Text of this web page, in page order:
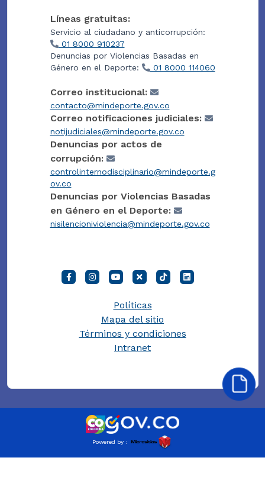
Líneas gratuitas:
Servicio al ciudadano y anticorrupción:
01 8000 910237
Denuncias por Violencias Basadas en
Género en el Deporte:
01 8000 114060
Correo institucional:
contacto@mindeporte.gov.co
Correo notificaciones judiciales:
notijudiciales@mindeporte.gov.co
Denuncias por actos de
corrupción:
controlinternodisciplinario@mindeporte.g
ov.co
Denuncias por Violencias Basadas
en Género en el Deporte:
nisilencioniviolencia@mindeporte.gov.co
Políticas
Mapa del sitio
Términos y condiciones
Intranet
Powered by :